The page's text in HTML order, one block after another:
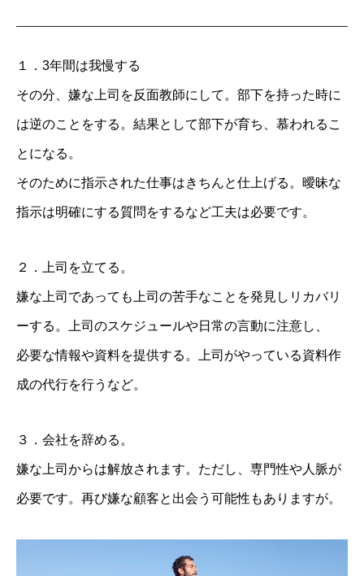
１．3年間は我慢する
その分、嫌な上司を反面教師にして。部下を持った時に
は逆のことをする。結果として部下が育ち、慕われるこ
とになる。
そのために指示された仕事はきちんと仕上げる。曖昧な
指示は明確にする質問をするなど工夫は必要です。
２．上司を立てる。
嫌な上司であっても上司の苦手なことを発見しリカバリ
ーする。上司のスケジュールや日常の言動に注意し、
必要な情報や資料を提供する。上司がやっている資料作
成の代行を行うなど。
３．会社を辞める。
嫌な上司からは解放されます。ただし、専門性や人脈が
必要です。再び嫌な顧客と出会う可能性もありますが。